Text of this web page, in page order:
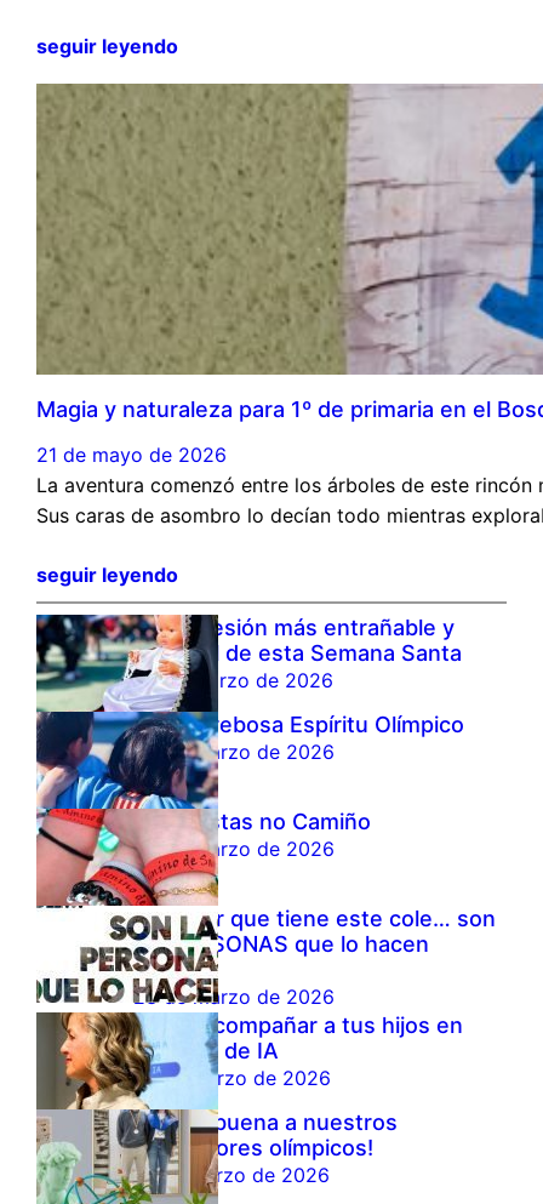
seguir leyendo
Magia y naturaleza para 1º de primaria en el
21 de mayo de 2026
La aventura comenzó entre los árboles de este
Sus caras de asombro lo decían todo mientras
seguir leyendo
La procesión más entrañable y
especial de esta Semana Santa
27 de marzo de 2026
Infantil rebosa Espíritu Olímpico
26 de marzo de 2026
Marianistas no Camiño
25 de marzo de 2026
Lo mejor que tiene este cole… son
las PERSONAS que lo hacen
posible
23 de marzo de 2026
Cómo acompañar a tus hijos en
tiempos de IA
19 de marzo de 2026
¡Enhorabuena a nuestros
triunfadores olímpicos!
17 de marzo de 2026